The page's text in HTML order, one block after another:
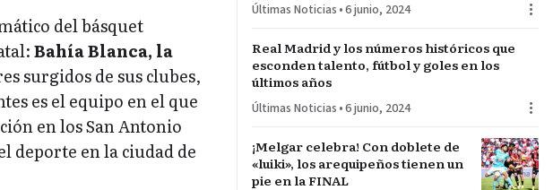
del básquet
Bahía Blanca, la
surgidos de sus clubes,
es el equipo en el que
en los San Antonio
deporte en la ciudad de
pelea…
Últimas Noticias •6 junio, 2024
Real Madrid y los números históricos que
esconden talento, fútbol y goles en los
últimos años
Últimas Noticias •6 junio, 2024
¡Melgar celebra! Con doblete de
«luiki», los arequipeños tienen un
pie en la FINAL